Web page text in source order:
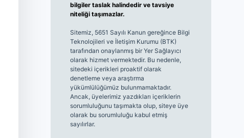
bilgiler taslak halindedir ve tavsiye
niteliği taşımazlar.
Sitemiz, 5651 Sayılı Kanun gereğince Bilgi
Teknolojileri ve İletişim Kurumu (BTK)
tarafından onaylanmış bir Yer Sağlayıcı
olarak hizmet vermektedir. Bu nedenle,
sitedeki içerikleri proaktif olarak
denetleme veya araştırma
yükümlülüğümüz bulunmamaktadır.
Ancak, üyelerimiz yazdıkları içeriklerin
sorumluluğunu taşımakta olup, siteye üye
olarak bu sorumluluğu kabul etmiş
sayılırlar.